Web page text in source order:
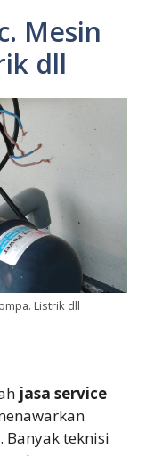
Mesin
dll
Listrik dll
jasa service
teknisi